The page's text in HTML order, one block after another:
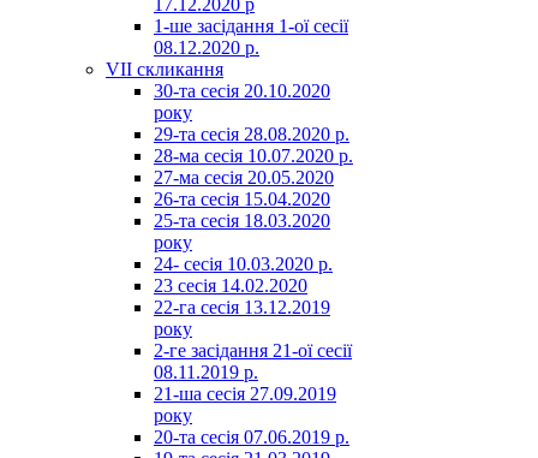
17.12.2020 р
1-ше засідання 1-ої сесії
08.12.2020 р.
VII скликання
30-та сесія 20.10.2020
року
29-та сесія 28.08.2020 р.
28-ма сесія 10.07.2020 р.
27-ма сесія 20.05.2020
26-та сесія 15.04.2020
25-та сесія 18.03.2020
року
24- сесія 10.03.2020 р.
23 сесія 14.02.2020
22-га сесія 13.12.2019
року
2-ге засідання 21-ої сесії
08.11.2019 р.
21-ша сесія 27.09.2019
року
20-та сесія 07.06.2019 р.